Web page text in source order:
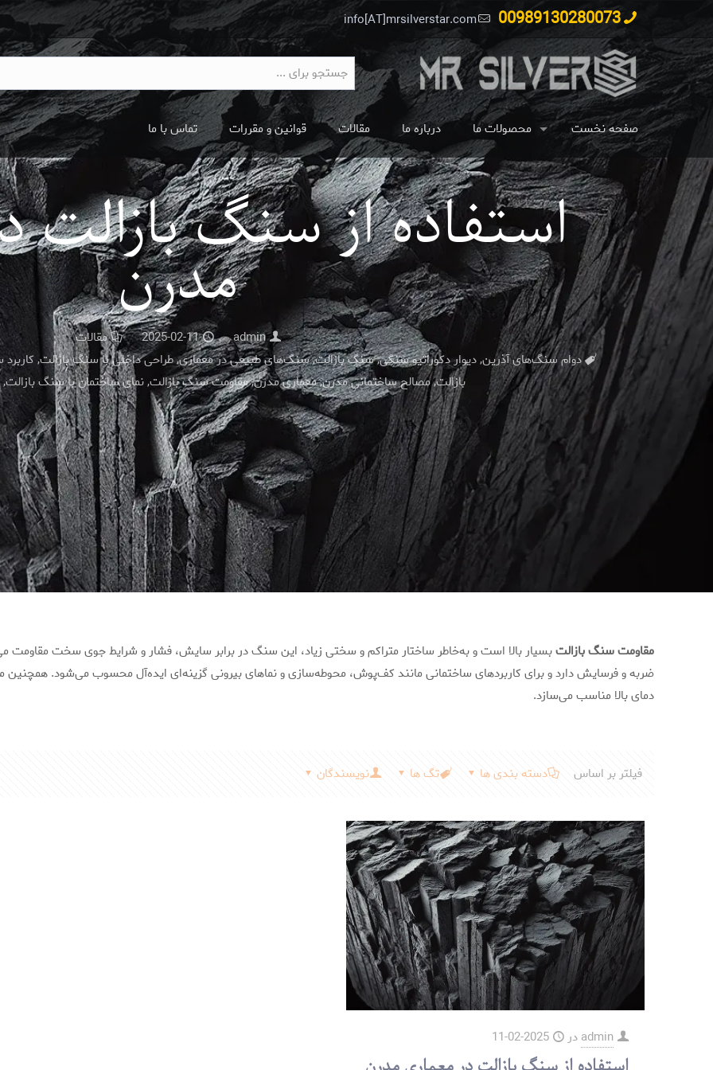
00989130280073
info[AT]mrsilverstar.com
صفحه نخست محصولات ما درباره ما مقالات قوانین و مقررات تماس با ما
استفاده از سنگ بازالت
مدرن
admin
2025-02-11
مقالات
دوام سنگ‌های آذرین,دیوار دکوراتیو سنگی,سنگ بازالت,سنگ‌های طبیعی در معماری,طراحی داخلی با سنگ بازالت,
بازالت,مصالح ساختمانی مدرن,معماری مدرن,مقاومت سنگ بازالت,نمای ساختمان با سنگ بازالت,
مقاومت سنگ بازالتبسیار بالا است و به‌خاطر ساختار متراکم و سختی زیاد، این سنگ در برابر سایش، فشار و شرایط جوی سخت مقاومت
ضربه و فرسایش دارد و برای کاربردهای ساختمانی مانند کف‌پوش، محوطه‌سازی و نماهای بیرونی گزینه‌ای ایده‌آل محسوب می‌شود. همچنین
دمای بالا مناسب می‌سازد.
فیلتر بر اساس دسته بندی ها تگ ها نویسندگان
admin در 2025-02-11